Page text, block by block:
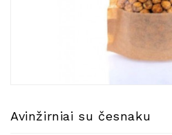
Aliejai
Avinžirniai su česnaku